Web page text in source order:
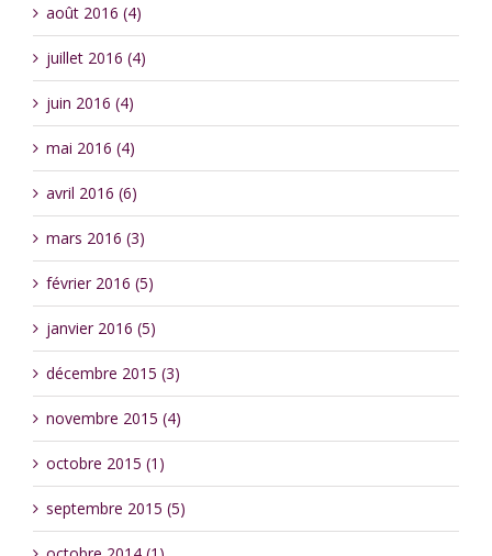
août 2016 (4)
juillet 2016 (4)
juin 2016 (4)
mai 2016 (4)
avril 2016 (6)
mars 2016 (3)
février 2016 (5)
janvier 2016 (5)
décembre 2015 (3)
novembre 2015 (4)
octobre 2015 (1)
septembre 2015 (5)